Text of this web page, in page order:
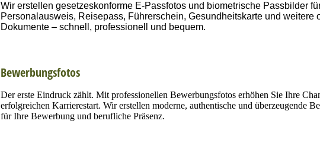
Wir erstellen gesetzeskonforme E-Passfotos und biometrische Passbilder
Personalausweis, Reisepass, Führerschein, Gesundheitskarte und weitere
Dokumente – schnell, professionell und bequem.
Bewerbungsfotos
Der erste Eindruck zählt. Mit professionellen Bewerbungsfotos erhöhen Sie Ihre
erfolgreichen Karrierestart. Wir erstellen moderne, authentische und überzeugende
für Ihre Bewerbung und berufliche Präsenz.